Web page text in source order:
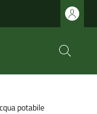
potabile